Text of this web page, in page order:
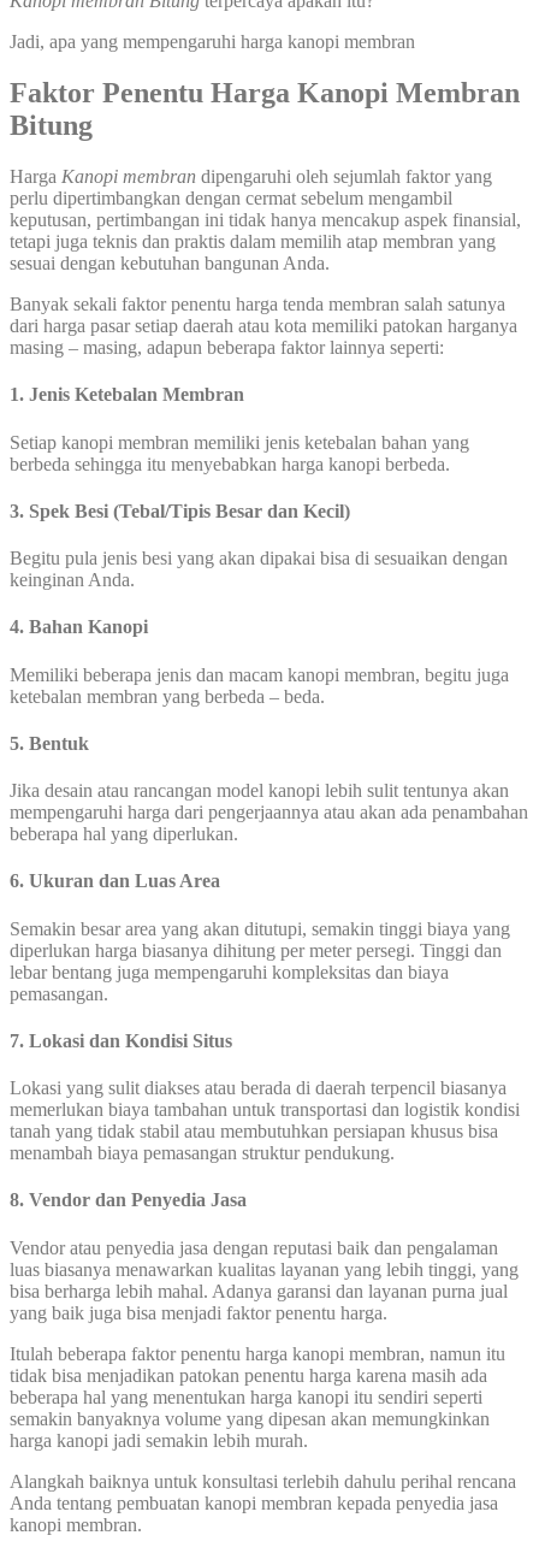
Jadi, apa yang mempengaruhi harga kanopi membran
Faktor Penentu Harga Kanopi Membran
Bitung
Harga Kanopi membran dipengaruhi oleh sejumlah faktor yang
perlu dipertimbangkan dengan cermat sebelum mengambil
keputusan, pertimbangan ini tidak hanya mencakup aspek finansial,
tetapi juga teknis dan praktis dalam memilih atap membran yang
sesuai dengan kebutuhan bangunan Anda.
Banyak sekali faktor penentu harga tenda membran salah satunya
dari harga pasar setiap daerah atau kota memiliki patokan harganya
masing – masing, adapun beberapa faktor lainnya seperti:
1. Jenis Ketebalan Membran
Setiap kanopi membran memiliki jenis ketebalan bahan yang
berbeda sehingga itu menyebabkan harga kanopi berbeda.
3. Spek Besi (Tebal/Tipis Besar dan Kecil)
Begitu pula jenis besi yang akan dipakai bisa di sesuaikan dengan
keinginan Anda.
4. Bahan Kanopi
Memiliki beberapa jenis dan macam kanopi membran, begitu juga
ketebalan membran yang berbeda – beda.
5. Bentuk
Jika desain atau rancangan model kanopi lebih sulit tentunya akan
mempengaruhi harga dari pengerjaannya atau akan ada penambahan
beberapa hal yang diperlukan.
6. Ukuran dan Luas Area
Semakin besar area yang akan ditutupi, semakin tinggi biaya yang
diperlukan harga biasanya dihitung per meter persegi. Tinggi dan
lebar bentang juga mempengaruhi kompleksitas dan biaya
pemasangan.
7. Lokasi dan Kondisi Situs
Lokasi yang sulit diakses atau berada di daerah terpencil biasanya
memerlukan biaya tambahan untuk transportasi dan logistik kondisi
tanah yang tidak stabil atau membutuhkan persiapan khusus bisa
menambah biaya pemasangan struktur pendukung.
8. Vendor dan Penyedia Jasa
Vendor atau penyedia jasa dengan reputasi baik dan pengalaman
luas biasanya menawarkan kualitas layanan yang lebih tinggi, yang
bisa berharga lebih mahal. Adanya garansi dan layanan purna jual
yang baik juga bisa menjadi faktor penentu harga.
Itulah beberapa faktor penentu harga kanopi membran, namun itu
tidak bisa menjadikan patokan penentu harga karena masih ada
beberapa hal yang menentukan harga kanopi itu sendiri seperti
semakin banyaknya volume yang dipesan akan memungkinkan
harga kanopi jadi semakin lebih murah.
Alangkah baiknya untuk konsultasi terlebih dahulu perihal rencana
Anda tentang pembuatan kanopi membran kepada penyedia jasa
kanopi membran.